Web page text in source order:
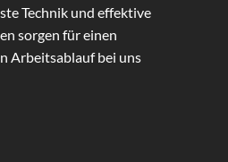
Technik und effektive
sorgen für einen
Arbeitsablauf bei uns